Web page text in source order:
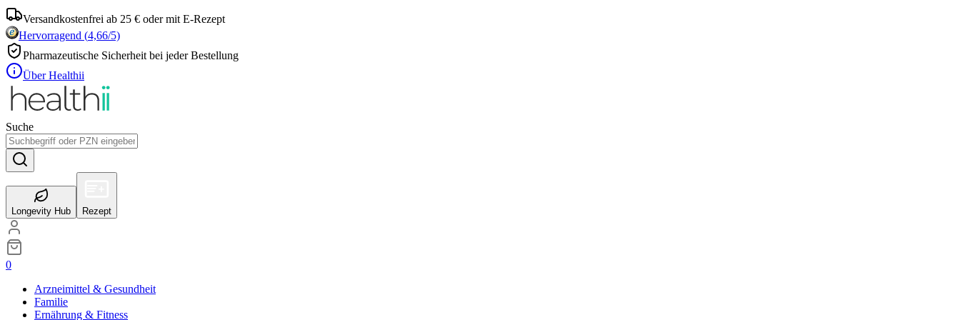
Versandkostenfrei ab 25 € oder mit E-Rezept
Hervorragend (4,66/5)
Pharmazeutische Sicherheit bei jeder Bestellung
Über Healthii
Suche
Longevity Hub Rezept
0
Arzneimittel & Gesundheit
Familie
Ernährung & Fitness